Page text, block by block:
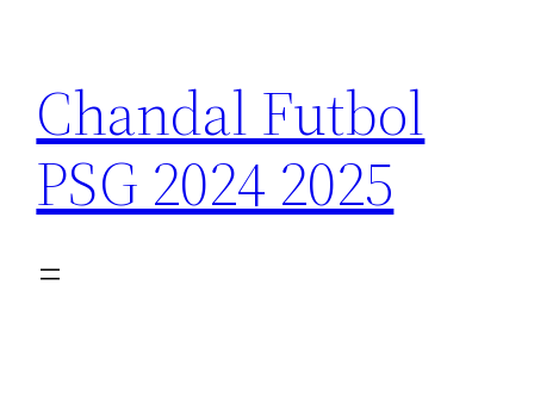
contenido
Chandal Futbol
PSG 2024 2025